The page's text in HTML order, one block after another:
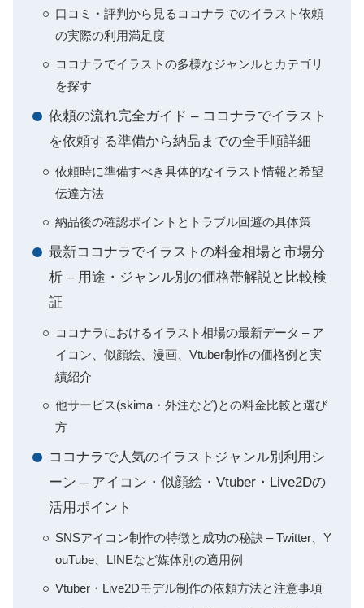
口コミ・評判から見るココナラでのイラスト依頼
の実際の利用満足度
ココナラでイラストの多様なジャンルとカテゴリ
を探す
依頼の流れ完全ガイド – ココナラでイラスト
を依頼する準備から納品までの全手順詳細
依頼時に準備すべき具体的なイラスト情報と希望
伝達方法
納品後の確認ポイントとトラブル回避の具体策
最新ココナラでイラストの料金相場と市場分
析 – 用途・ジャンル別の価格帯解説と比較検
証
ココナラにおけるイラスト相場の最新データ – ア
イコン、似顔絵、漫画、Vtuber制作の価格例と実
績紹介
他サービス(skima・外注など)との料金比較と選び
方
ココナラで人気のイラストジャンル別利用シ
ーン – アイコン・似顔絵・Vtuber・Live2Dの
活用ポイント
SNSアイコン制作の特徴と成功の秘訣 – Twitter、Y
ouTube、LINEなど媒体別の適用例
Vtuber・Live2Dモデル制作の依頼方法と注意事項